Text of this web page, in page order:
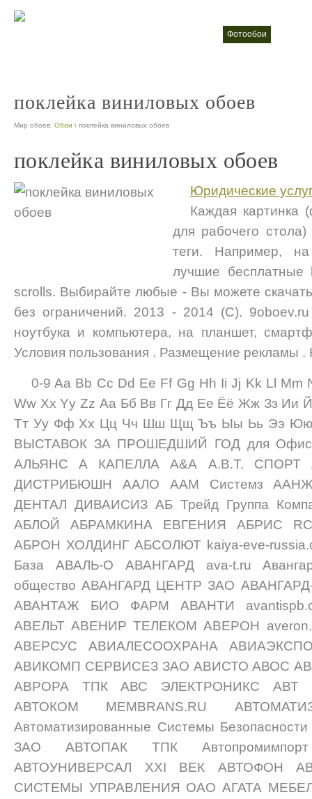
фотообои
поклейка виниловых обоев
Мир обоев: Обои \ поклейка виниловых обоев
поклейка виниловых обоев
Юридические
Каждая картинка
для рабочего
теги. Например,
лучшие
scrolls. Выбирайте любые - Вы можете
без ограничений. 2013 - 2014 (C).
ноутбука и компьютера, на планшет,
Условия пользования . Размещение рекламы .
0-9 Aa Bb Cc Dd Ee Ff Gg Hh Ii Jj Kk Ll Mm
Ww Xx Yy Zz Аа Бб Вв Гг Дд Ее Ёё Жж Зз Ии
Тт Уу Фф Хх Цц Чч Шш Щщ Ъъ Ыы Ьь Ээ
ВЫСТАВОК ЗА ПРОШЕДШИЙ ГОД для
АЛЬЯНС А КАПЕЛЛА А&А А.В.Т. СПОРТ
ДИСТРИБЮШН ААЛО ААМ Системз
ДЕНТАЛ ДИВАИСИЗ АБ Трейд Группа
АБЛОЙ АБРАМКИНА ЕВГЕНИЯ АБРИС
АБРОН ХОЛДИНГ АБСОЛЮТ kaiya-eve-
База АВАЛЬ-О АВАНГАРД ava-t.ru
общество АВАНГАРД ЦЕНТР ЗАО
АВАНТАЖ БИО ФАРМ АВАНТИ
АВЕЛЬТ АВЕНИР ТЕЛЕКОМ АВЕРОН
АВЕРСУС АВИАЛЕСООХРАНА
АВИКОМП СЕРВИСЕЗ ЗАО АВИСТО АВОС
АВРОРА ТПК АВС ЭЛЕКТРОНИКС АВТ
АВТОКОМ MEMBRANS.RU
Автоматизированные Системы
ЗАО АВТОПАК ТПК Автопромимпорт
АВТОУНИВЕРСАЛ XXI ВЕК АВТОФОН
СИСТЕМЫ УПРАВЛЕНИЯ OAO АГАТА